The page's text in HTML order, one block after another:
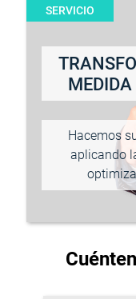
SERVICIO
Hacemos
aplicando